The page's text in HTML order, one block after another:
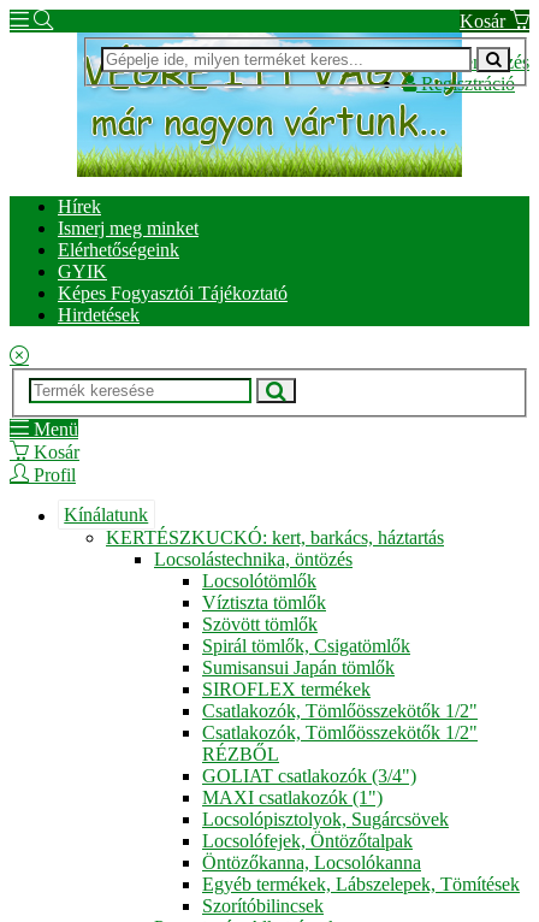
Kosár
Bejelentkezés
Regisztráció
Hírek
Ismerj meg minket
Elérhetőségeink
GYIK
Képes Fogyasztói Tájékoztató
Hirdetések
Menü
Kosár
Profil
Kínálatunk
KERTÉSZKUCKÓ: kert, barkács, háztartás
Locsolástechnika, öntözés
Locsolótömlők
Víztiszta tömlők
Szövött tömlők
Spirál tömlők, Csigatömlők
Sumisansui Japán tömlők
SIROFLEX termékek
Csatlakozók, Tömlőösszekötők 1/2"
Csatlakozók, Tömlőösszekötők 1/2"
RÉZBŐL
GOLIAT csatlakozók (3/4")
MAXI csatlakozók (1")
Locsolópisztolyok, Sugárcsövek
Locsolófejek, Öntözőtalpak
Öntözőkanna, Locsolókanna
Egyéb termékek, Lábszelepek, Tömítések
Szorítóbilincsek